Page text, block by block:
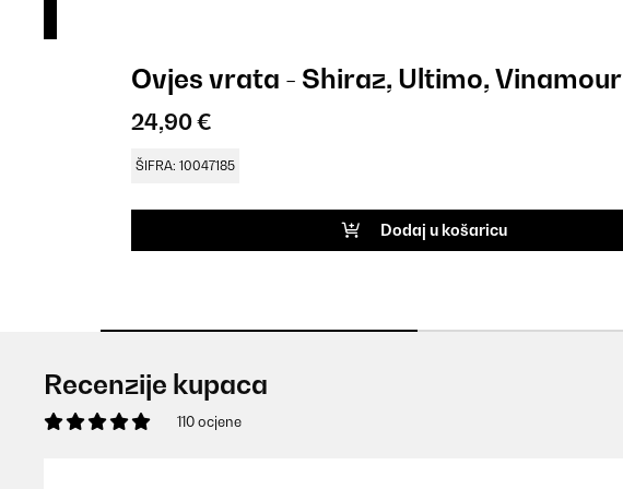
Ovjes vrata - Shiraz, Ultimo, Vinamour
24,90 €
ŠIFRA: 10047185
Dodaj u košaricu
Recenzije kupaca
110 ocjene